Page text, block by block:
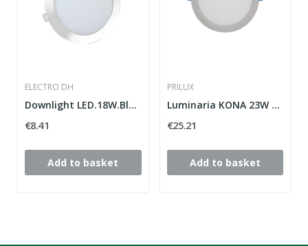
ELECTRO DH
Downlight LED.18W.Blanco.Redondo.EMP.DIA
€8.41
Add to basket
PRILUX
Luminaria KONA 23W 865 225mm AC180-250V blanco
€25.21
Add to basket